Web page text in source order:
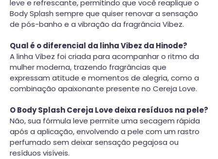
leve e refrescante, permitindo que você reaplique o
Body Splash sempre que quiser renovar a sensação
de pós-banho e a vibração da fragrância Vibez.
Qual é o diferencial da linha Vibez da Hinode?
A linha Vibez foi criada para acompanhar o ritmo da
mulher moderna, trazendo fragrâncias que
expressam atitude e momentos de alegria, como a
combinação apaixonante presente no Cereja Love.
O Body Splash Cereja Love deixa resíduos na pele?
Não, sua fórmula leve permite uma secagem rápida
após a aplicação, envolvendo a pele com um rastro
perfumado sem deixar sensação pegajosa ou
resíduos visíveis.